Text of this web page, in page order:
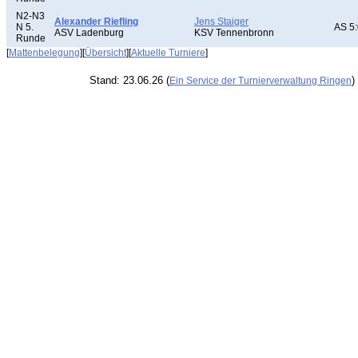
N2-N3
N 5.
Runde
Alexander Riefling
ASV Ladenburg
Jens Staiger
KSV Tennenbronn
AS
[Mattenbelegung][Übersicht][Aktuelle Turniere]
Stand: 23.06.26 (Ein Service der Turnierverwaltung Ringen)